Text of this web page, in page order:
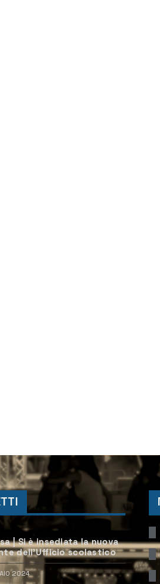
| Si è insediata la nuova
dell’Ufficio scolastico
2024